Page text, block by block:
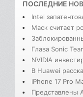
ПОСЛЕДНИЕ
Intel
Маск считает
Глава Sonic
NVIDIA
В Huawei
iPhone 17 Pro
Представлены